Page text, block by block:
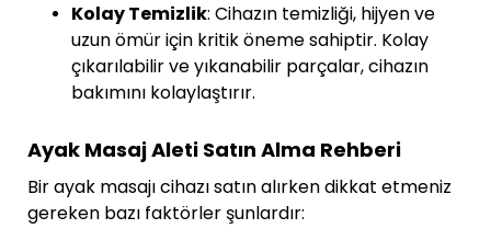
Kolay Temizlik: Cihazın temizliği, hijyen ve
uzun ömür için kritik öneme sahiptir. Kolay
çıkarılabilir ve yıkanabilir parçalar, cihazın
bakımını kolaylaştırır.
Ayak Masaj Aleti Satın Alma Rehberi
Bir ayak masajı cihazı satın alırken dikkat etmeniz
gereken bazı faktörler şunlardır: